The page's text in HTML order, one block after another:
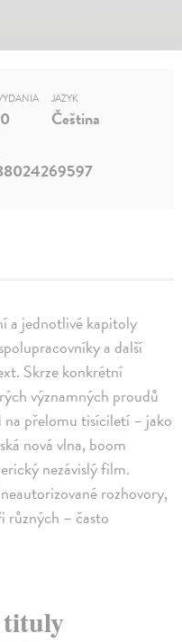
a jednotlivé kapitoly
a další
Skrze konkrétní
významných proudů
přelomu tisíciletí – jako
nová vlna, boom
nezávislý film.
rozhovory,
různých – často
JAZYK
Čeština
tituly